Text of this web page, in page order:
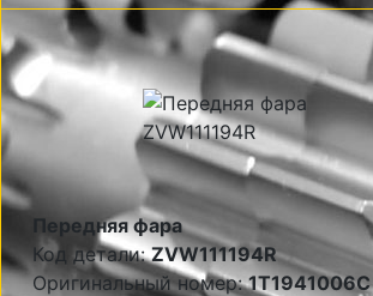
Передняя фара
Код детали:ZVW111194R
Оригинальный номер:1T1941006C